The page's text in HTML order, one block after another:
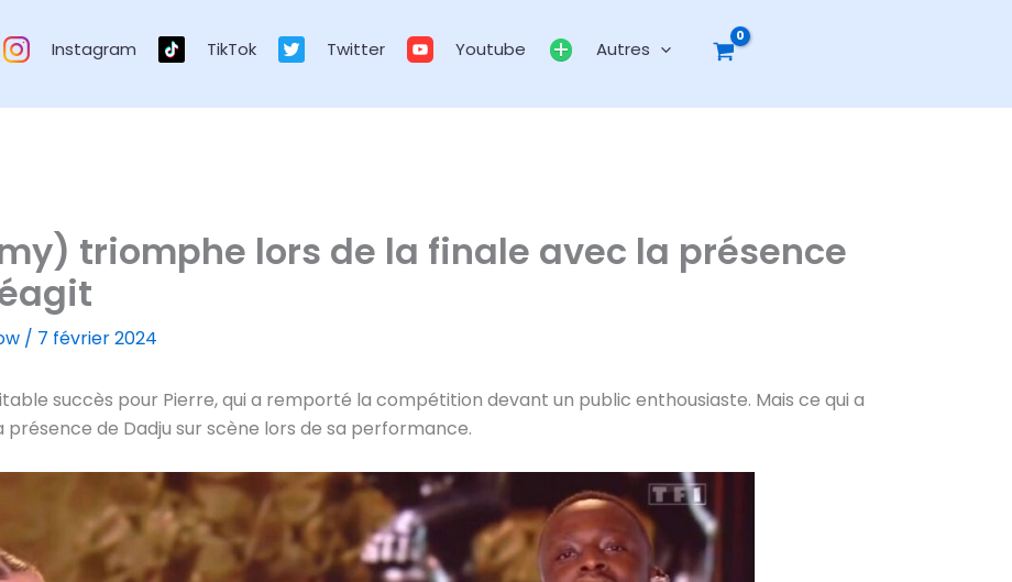
Instagram TikTok Twitter Youtube Autres
triomphe lors de la finale avec la présence
/ 7 février 2024
succès pour Pierre, qui a remporté la compétition devant un public enthousiaste. Mais ce qui a
de Dadju sur scène lors de sa performance.